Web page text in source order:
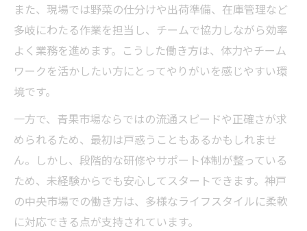
野菜流通でキャリアアップするためのポイ
ント
神戸中央市場で目指す将来のキャリア像
安定した正社員雇用を目指す方へ青果求人案内
青果市場で長く働ける正社員雇用の魅力
福利厚生が充実した神戸の野菜求人を選ぶ
理由
未経験から正社員を目指せる青果市場の特
徴
また、現場では野菜の仕分けや出荷準備、在庫管理など
多岐にわたる作業を担当し、チームで協力しながら効率
よく業務を進めます。こうした働き方は、体力やチーム
ワークを活かしたい方にとってやりがいを感じやすい環
境です。
一方で、青果市場ならではの流通スピードや正確さが求
められるため、最初は戸惑うこともあるかもしれませ
ん。しかし、段階的な研修やサポート体制が整っている
ため、未経験からでも安心してスタートできます。神戸
の中央市場での働き方は、多様なライフスタイルに柔軟
に対応できる点が支持されています。